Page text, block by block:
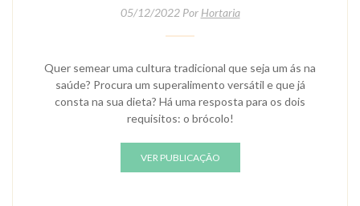
05/12/2022 Por Hortaria
Quer semear uma cultura tradicional que seja um ás na
saúde? Procura um superalimento versátil e que já
consta na sua dieta? Há uma resposta para os dois
requisitos: o brócolo!
VER PUBLICAÇÃO